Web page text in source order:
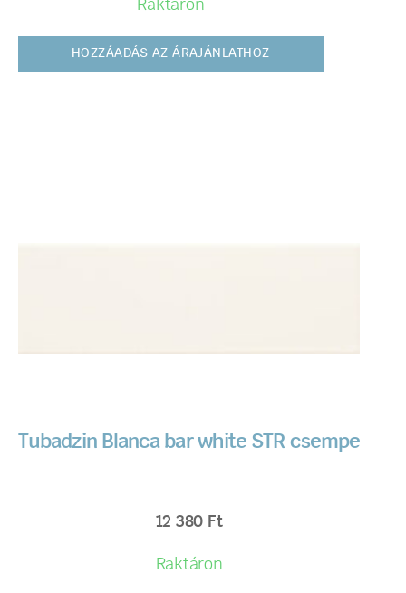
Raktáron
HOZZÁADÁS AZ ÁRAJÁNLATHOZ
Tubadzin Blanca bar white STR csempe
12 380 Ft
Raktáron